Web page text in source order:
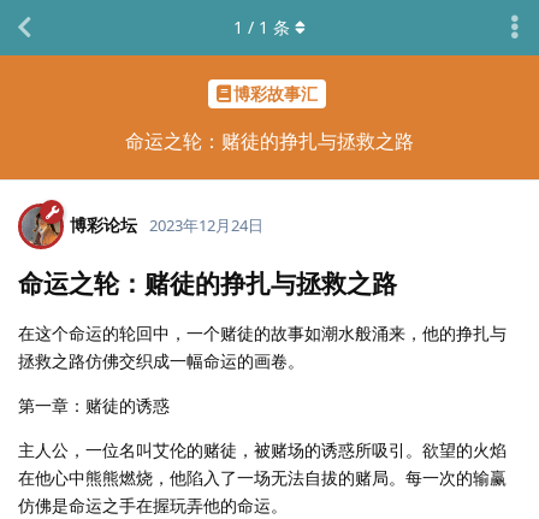
博彩故事汇
命运之轮：赌徒的挣扎与拯救之路
1 / 1 条
博彩论坛 2023年12月24日
命运之轮：赌徒的挣扎与拯救之路
在这个命运的轮回中，一个赌徒的故事如潮水般涌来，他的挣扎与
拯救之路仿佛交织成一幅命运的画卷。
第一章：赌徒的诱惑
主人公，一位名叫艾伦的赌徒，被赌场的诱惑所吸引。欲望的火焰
在他心中熊熊燃烧，他陷入了一场无法自拔的赌局。每一次的输赢
仿佛是命运之手在握玩弄他的命运。